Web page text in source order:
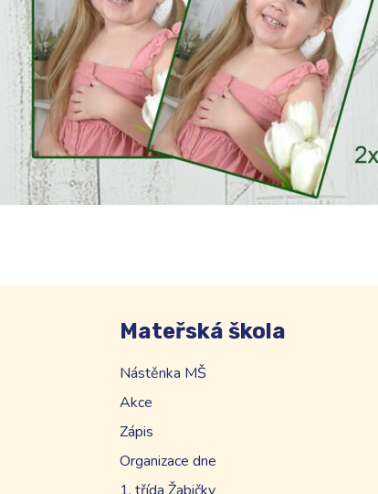
Mateřská škola
Nástěnka MŠ
Akce
Zápis
Organizace dne